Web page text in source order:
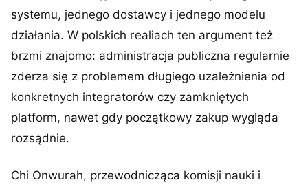
systemu, jednego dostawcy i jednego modelu
działania. W polskich realiach ten argument też
brzmi znajomo: administracja publiczna regularnie
zderza się z problemem długiego uzależnienia od
konkretnych integratorów czy zamkniętych
platform, nawet gdy początkowy zakup wygląda
rozsądnie.
Chi Onwurah, przewodnicząca komisji nauki i